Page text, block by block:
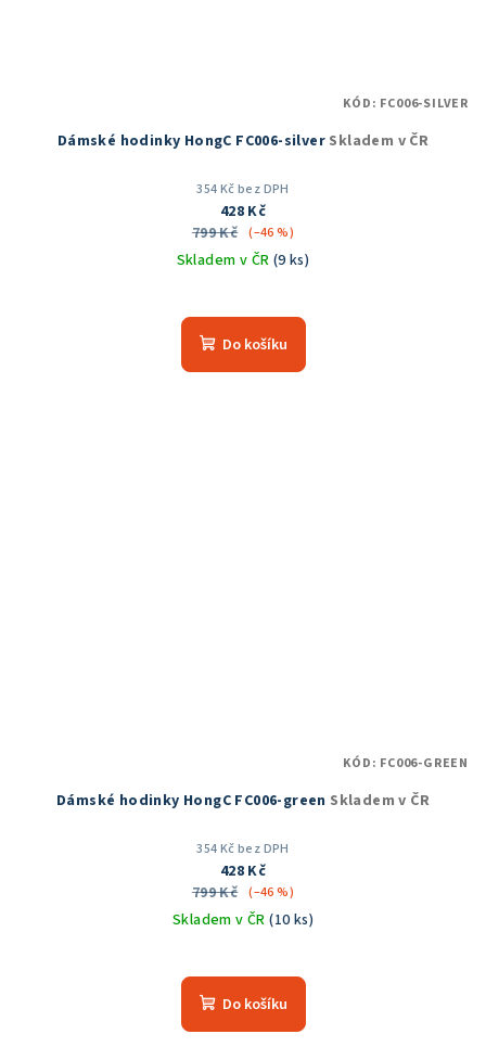
Dámské hodinky HongC FC006-silver Skladem v ČR
354 Kč bez DPH
428 Kč
799 Kč (–46 %)
Skladem v ČR (9 ks)
Do košíku
KÓD: FC006-SILVER
Dámské hodinky HongC FC006-green Skladem v ČR
354 Kč bez DPH
428 Kč
799 Kč (–46 %)
Skladem v ČR(10 ks)
Do košíku
KÓD: FC006-GREEN